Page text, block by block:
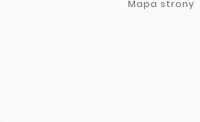
Mapa strony